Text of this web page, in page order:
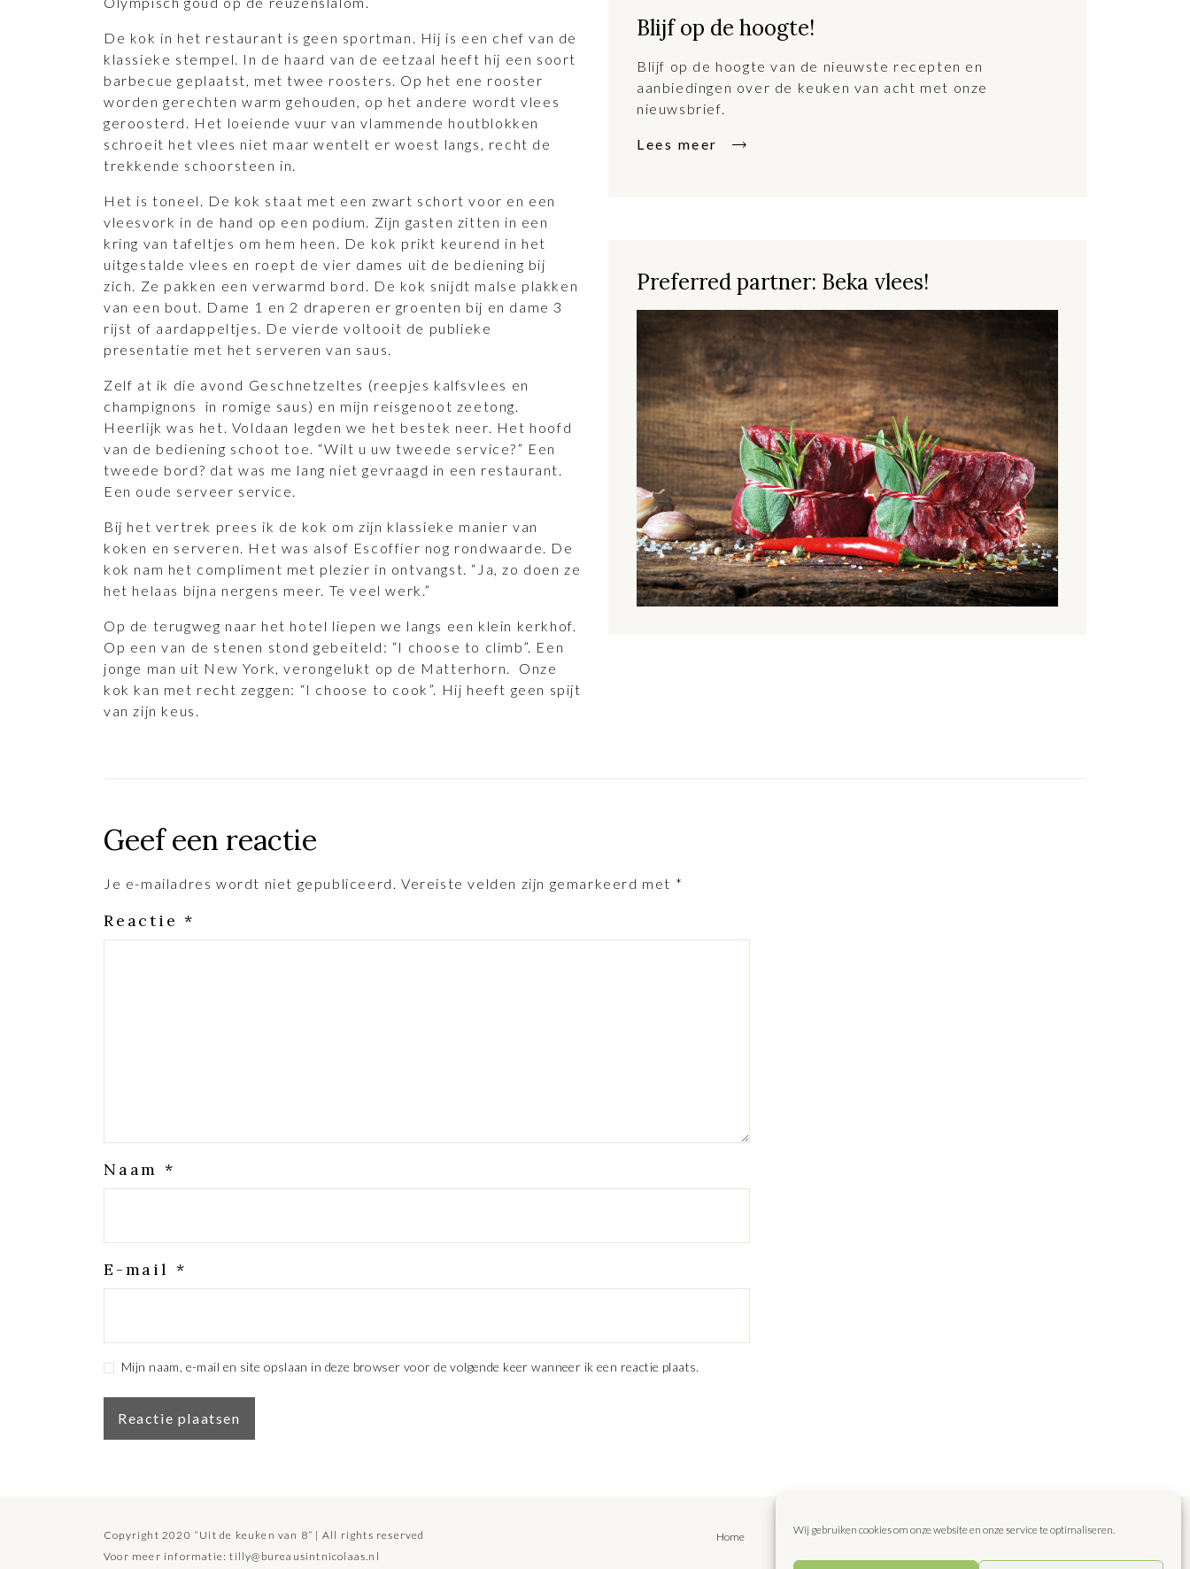
Wij gebruiken cookies om onze website en onze service te optimaliseren.
De kok in het restaurant is geen sportman. Hij is een chef van de
klassieke stempel. In de haard van de eetzaal heeft hij een soort
barbecue geplaatst, met twee roosters. Op het ene rooster
worden gerechten warm gehouden, op het andere wordt vlees
geroosterd. Het loeiende vuur van vlammende houtblokken
schroeit het vlees niet maar wentelt er woest langs, recht de
trekkende schoorsteen in.
Het is toneel. De kok staat met een zwart schort voor en een
vleesvork in de hand op een podium. Zijn gasten zitten in een
kring van tafeltjes om hem heen. De kok prikt keurend in het
uitgestalde vlees en roept de vier dames uit de bediening bij
zich. Ze pakken een verwarmd bord. De kok snijdt malse plakken
van een bout. Dame 1 en 2 draperen er groenten bij en dame 3
rijst of aardappeltjes. De vierde voltooit de publieke
presentatie met het serveren van saus.
Zelf at ik die avond Geschnetzeltes (reepjes kalfsvlees en
champignons in romige saus) en mijn reisgenoot zeetong.
Heerlijk was het. Voldaan legden we het bestek neer. Het hoofd
van de bediening schoot toe. “Wilt u uw tweede service?” Een
tweede bord? dat was me lang niet gevraagd in een restaurant.
Een oude serveer service.
Bij het vertrek prees ik de kok om zijn klassieke manier van
koken en serveren. Het was alsof Escoffier nog rondwaarde. De
kok nam het compliment met plezier in ontvangst. “Ja, zo doen ze
het helaas bijna nergens meer. Te veel werk.”
Op de terugweg naar het hotel liepen we langs een klein kerkhof.
Op een van de stenen stond gebeiteld: “I choose to climb”. Een
jonge man uit New York, verongelukt op de Matterhorn. Onze
kok kan met recht zeggen: “I choose to cook”. Hij heeft geen spijt
van zijn keus.
Blijf op de hoogte!
Blijf op de hoogte van de nieuwste recepten en
aanbiedingen over de keuken van acht met onze
nieuwsbrief.
Lees meer
Preferred partner: Beka vlees!
Geef een reactie
Je e-mailadres wordt niet gepubliceerd. Vereiste velden zijn gemarkeerd met *
Reactie*
Naam *
E-mail *
Mijn naam, e-mail en site opslaan in deze browser voor de volgende keer wanneer ik een reactie plaats.
Copyright 2020 “Uit de keuken van 8” | All rights reserved
Voor meer informatie:tilly@bureausintnicolaas.nl
Home Recepten Blog Favoriet Dit zijn wij! Contact